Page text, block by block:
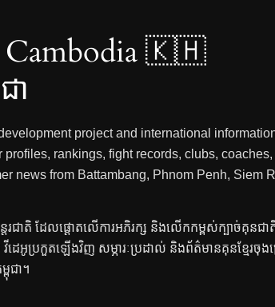
Cambodia 🇰🇭
ា
project and international
rankings, fight records, clubs,
news from Battambang, Phnom Penh, Siem
តរជាតិ ដែលផ្តោតលើការអភិរក្ស និងលើកកម្ពស់ក្បាច់គុនជា
វីដេអូប្រកួតឡើងវិញ សម្ភារៈប្រដាល់ និងព័ត៌មានគុនខ្មែរចុ
ជា។